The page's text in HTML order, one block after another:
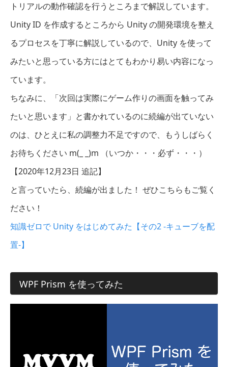
トリアルの動作確認を行うところまで解説しています。
Unity ID を作成するところから Unity の開発環境を整え
るプロセスを丁寧に解説しているので、Unity を使って
みたいと思っている方にはとてもわかり易い内容になっ
ています。
ちなみに、「次回は実際にゲーム作りの画面を触ってみ
たいと思います」と書かれているのに続編が出ていない
のは、ひとえに私の調整力不足ですので、もうしばらく
お待ちください m(_ _)m （いつか・・・必ず・・・）
【2020年12月23日 追記】
と言っていたら、続編が出ました！ ぜひこちらもご覧く
ださい！
知識ゼロで Unity をはじめてみた【その2 -キューブを配
置-】
WPF Prism を使ってみた